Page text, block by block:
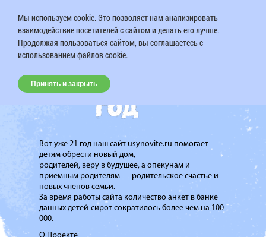
Вот уже 21 год наш сайт usynovite.ru помогает
детям обрести новый дом,
родителей, веру в будущее, а опекунам и
приемным родителям — родительское счастье и
новых членов семьи.
За время работы сайта количество анкет в банке
данных детей-сирот сократилось более чем на 100
000.
Мы используем cookie. Это позволяет нам анализировать
взаимодействие посетителей с сайтом и делать его лучше.
Продолжая пользоваться сайтом, вы соглашаетесь с
использованием файлов cookie.
Принять и закрыть